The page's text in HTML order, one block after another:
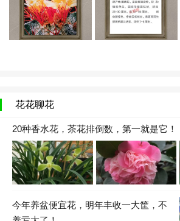
花花聊花
20种香水花，茶花排倒数，第一就是它！
今年养盆便宜花，明年丰收一大筐，不